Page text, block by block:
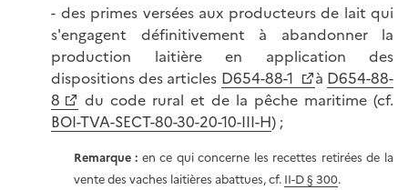
- des primes versées aux producteurs de lait qui
s'engagent définitivement à abandonner la
production laitière en application des
dispositions des articles D654-88-1 à D654-88-
8
du code rural et de la pêche maritime (cf.
BOI-TVA-SECT-80-30-20-10-III-H) ;
Remarque : en ce qui concerne les recettes retirées de la
vente des vaches laitières abattues, cf. II-D § 300.